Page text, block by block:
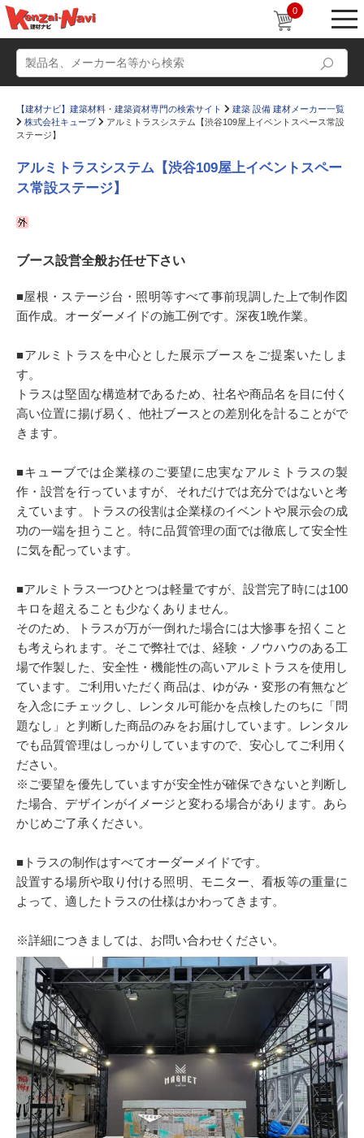
0
すまいリング
Q＆A 販売・施工代理店募集
お気に入り
【建材ナビ】建築材料・建築資材専門の検索サイト
建築 設備 建材メーカー一覧
株式会社キューブ
アルミトラスシステム【渋谷109屋上イベントスペース常設
ステージ】
アルミトラスシステム【渋谷109屋上イベントスペー
ス常設ステージ】
ブース設営全般お任せ下さい
■屋根・ステージ台・照明等すべて事前現調した上で制作図
面作成。オーダーメイドの施工例です。深夜1晩作業。
■アルミトラスを中心とした展示ブースをご提案いたしま
す。
トラスは堅固な構造材であるため、社名や商品名を目に付く
高い位置に揚げ易く、他社ブースとの差別化を計ることがで
きます。
■キューブでは企業様のご要望に忠実なアルミトラスの製
作・設営を行っていますが、それだけでは充分ではないと考
えています。トラスの役割は企業様のイベントや展示会の成
功の一端を担うこと。特に品質管理の面では徹底して安全性
に気を配っています。
■アルミトラス一つひとつは軽量ですが、設営完了時には100
キロを超えることも少なくありません。
そのため、トラスが万が一倒れた場合には大惨事を招くこと
も考えられます。そこで弊社では、経験・ノウハウのある工
場で作製した、安全性・機能性の高いアルミトラスを使用し
ています。ご利用いただく商品は、ゆがみ・変形の有無など
を入念にチェックし、レンタル可能かを点検したのちに「問
題なし」と判断した商品のみをお届けしています。レンタル
でも品質管理はしっかりしていますので、安心してご利用く
ださい。
※ご要望を優先していますが安全性が確保できないと判断し
た場合、デザインがイメージと変わる場合があります。あら
かじめご了承ください。
■トラスの制作はすべてオーダーメイドです。
設置する場所や取り付ける照明、モニター、看板等の重量に
よって、適したトラスの仕様はかわってきます。
※詳細につきましては、お問い合わせください。